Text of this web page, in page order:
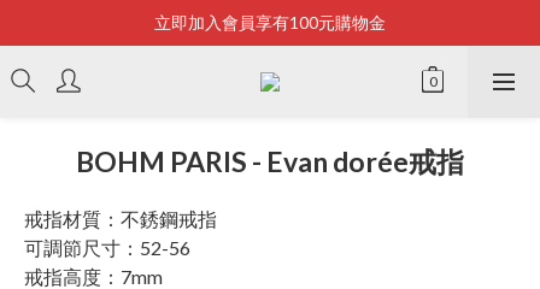
Bonjour~
立即加入會員享有100元購物金
全店滿2500即享免運
BOHM PARIS - Evan dorée戒指
戒指材質：不銹鋼戒指
可調節尺寸：52-56
戒指高度：7mm